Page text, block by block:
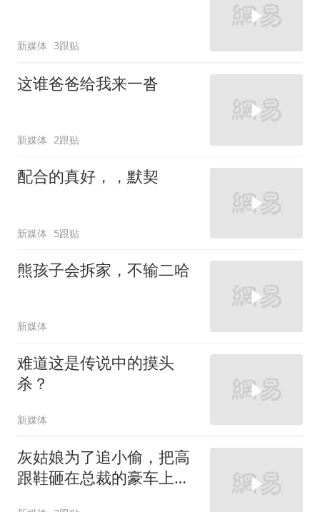
新媒体 3跟贴
这谁爸爸给我来一沓
新媒体 2跟贴
配合的真好，，默契
新媒体 5跟贴
熊孩子会拆家，不输二哈
新媒体
难道这是传说中的摸头
杀？
新媒体
灰姑娘为了追小偷，把高
跟鞋砸在总裁的豪车上，